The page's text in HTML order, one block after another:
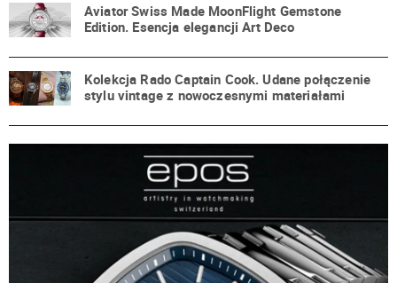
Aviator Swiss Made MoonFlight Gemstone
Edition. Esencja elegancji Art Deco
Kolekcja Rado Captain Cook. Udane połączenie
stylu vintage z nowoczesnymi materiałami